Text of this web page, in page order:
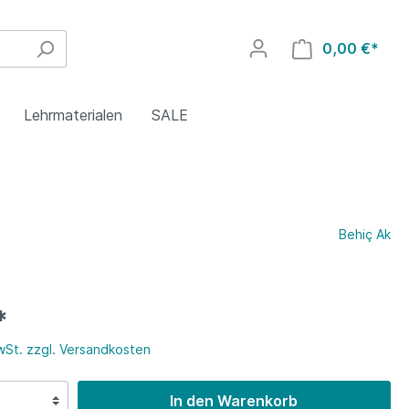
0,00 €*
Lehrmaterialen SALE
Islamischer Religionsunterricht
Türkisch
Behiç Ak
zzgl. Versandkosten
In den Warenkorb